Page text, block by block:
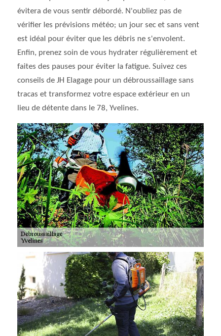
évitera de vous sentir débordé. N'oubliez pas de
vérifier les prévisions météo; un jour sec et sans vent
est idéal pour éviter que les débris ne s'envolent.
Enfin, prenez soin de vous hydrater régulièrement et
faites des pauses pour éviter la fatigue. Suivez ces
conseils de JH Elagage pour un débroussaillage sans
tracas et transformez votre espace extérieur en un
lieu de détente dans le 78, Yvelines.